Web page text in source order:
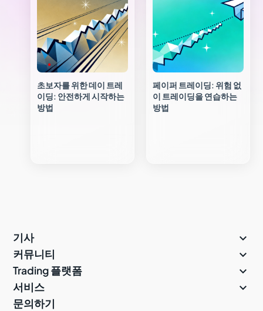
초보자를 위한 데이 트레
이딩: 안전하게 시작하는
방법
페이퍼 트레이딩: 위험 없
이 트레이딩을 연습하는
방법
기사 
커뮤니티 
Trading 플랫폼 
서비스 
문의하기